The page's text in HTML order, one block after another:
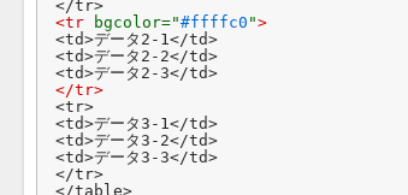
<tr
bgcolor="#ffffc0 ">
<td>データ2-1</td>
<td>データ2-2</td>
</tr>
<tr>
<td>データ3-1</td>
<td>データ3-2</td>
<td>データ3-3</td>
</tr>